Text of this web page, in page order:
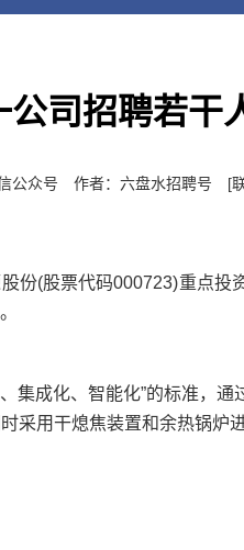
司招聘若干
公众号 作者：六盘水招聘号 [
份(股票代码000723)重点投
集成化、智能化”的标准，
采用干熄焦装置和余热锅炉进